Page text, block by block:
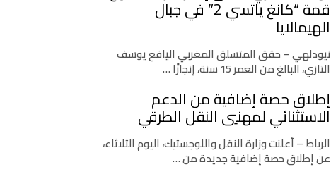
قمة “كانغ ياتسي 2” في جبال
الهيمالايا
نيودلهي – حقق المتسلق المغربي اليافع يوسف
التازي، البالغ من العمر 15 سنة، إنجازًا …
إطلاق حصة إضافية من الدعم
الاستثنائي لمهنيي النقل الطرقي
الرباط – أعلنت وزارة النقل واللوجستيك، اليوم الثلاثاء،
عن إطلاق حصة إضافية جديدة من …